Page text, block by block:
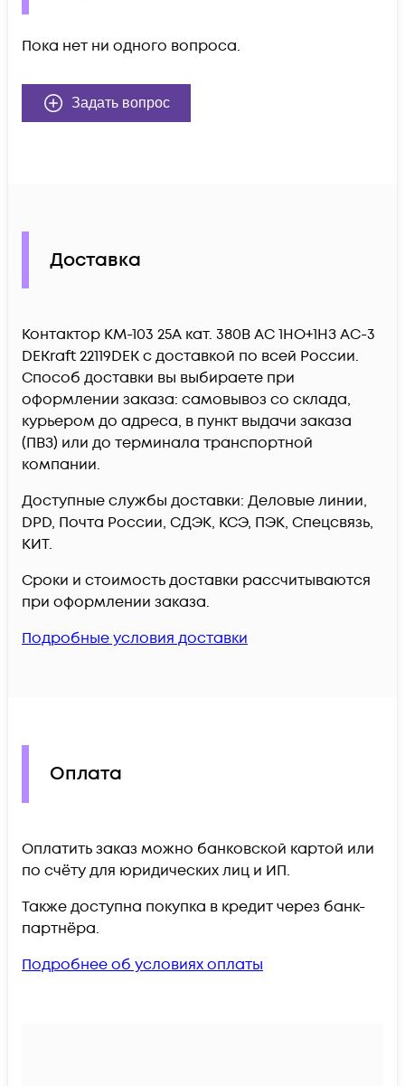
Пока нет ни одного вопроса.
Задать вопрос
Доставка
Контактор КМ-103 25А кат. 380В AC 1НО+1НЗ AC-3
DEKraft 22119DEK c доставкой по всей России.
Способ доставки вы выбираете при
оформлении заказа: самовывоз со склада,
курьером до адреса, в пункт выдачи заказа
(ПВЗ) или до терминала транспортной
компании.
Доступные службы доставки: Деловые линии,
DPD, Почта России, СДЭК, КСЭ, ПЭК, Спецсвязь,
КИТ.
Сроки и стоимость доставки рассчитываются
при оформлении заказа.
Подробные условия доставки
Оплата
Оплатить заказ можно банковской картой или
по счёту для юридических лиц и ИП.
Также доступна покупка в кредит через банк-
партнёра.
Подробнее об условиях оплаты